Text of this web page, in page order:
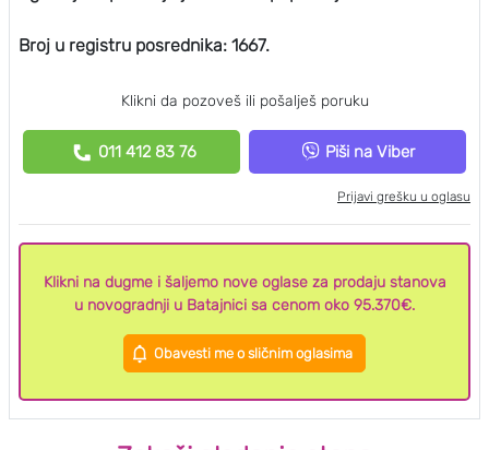
Broj u registru posrednika: 1667.
Klikni da pozoveš ili pošalješ poruku
011 412 83 76 Piši na Viber
Prijavi grešku u oglasu
Klikni na dugme i šaljemo nove oglase za prodaju stanova
u novogradnji u Batajnici sa cenom oko 95.370€.
Obavesti me o sličnim oglasima